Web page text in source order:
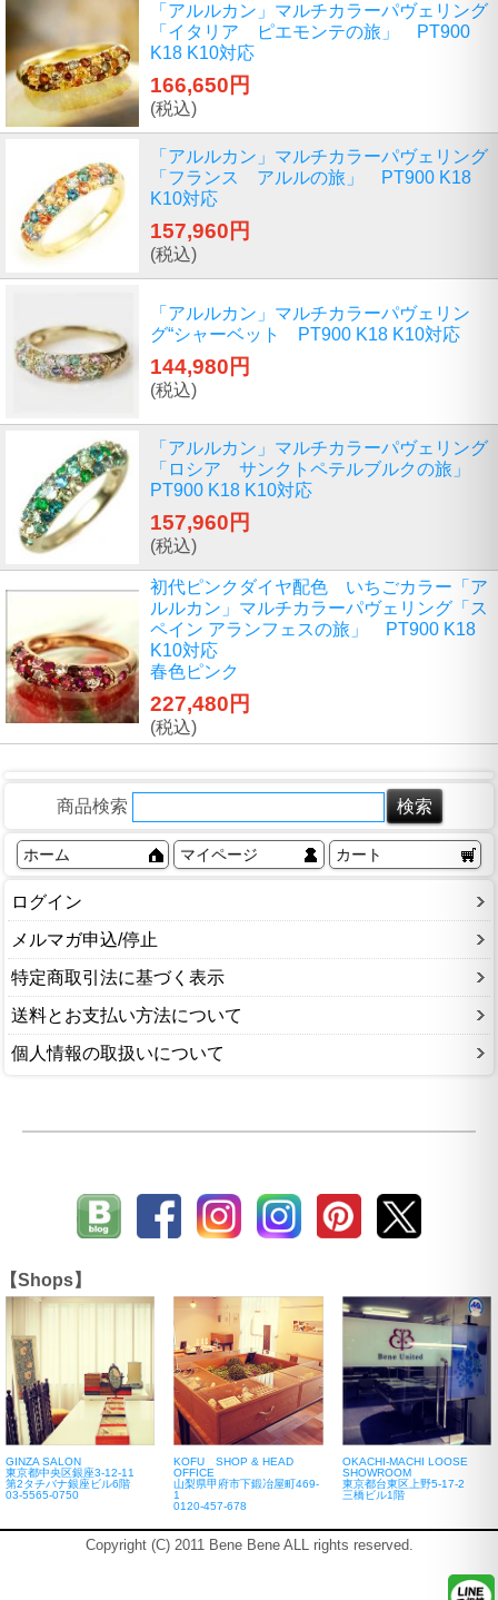
「アルルカン」マルチカラーパヴェリング
「イタリア ピエモンテの旅」 PT900
K18 K10対応
166,650円
(税込)
「アルルカン」マルチカラーパヴェリング
「フランス アルルの旅」 PT900 K18
K10対応
157,960円
(税込)
「アルルカン」マルチカラーパヴェリン
グ“シャーベット PT900 K18 K10対応
144,980円
(税込)
「アルルカン」マルチカラーパヴェリング
「ロシア サンクトペテルブルクの旅」
PT900 K18 K10対応
157,960円
(税込)
初代ピンクダイヤ配色 いちごカラー「ア
ルルカン」マルチカラーパヴェリング「ス
ペイン アランフェスの旅」 PT900 K18
K10対応
春色ピンク
227,480円
(税込)
商品検索
ホーム マイページ カート
ログイン
メルマガ申込/停止
特定商取引法に基づく表示
送料とお支払い方法について
個人情報の取扱いについて
【Shops】
GINZA SALON
東京都中央区銀座3-12-11
第2タチバナ銀座ビル6階
03-5565-0750
KOFU SHOP & HEAD
OFFICE
山梨県甲府市下鍛冶屋町469-
1
0120-457-678
OKACHI-MACHI LOOSE
SHOWROOM
東京都台東区上野5-17-2
三橋ビル1階
Copyright (C) 2011 Bene Bene ALL rights reserved.